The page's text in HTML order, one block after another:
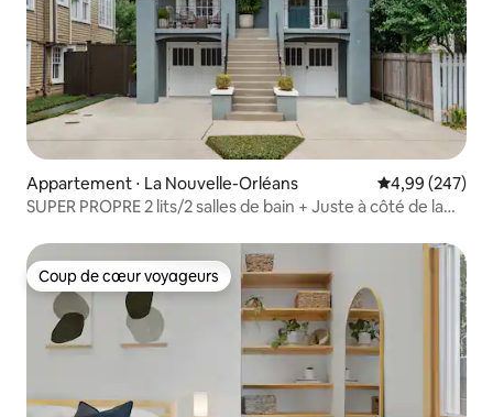
Appartement ⋅ La Nouvelle-Orléans Évaluation
4,99 (247)
SUPER PROPRE 2 lits/2 salles de bain + Juste à côté de la
Coup de cœur voyageurs
Coup de cœur voyageurs